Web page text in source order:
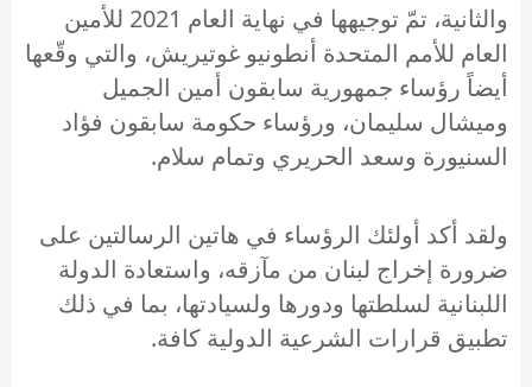
والثانية، تمّ توجيهها في نهاية العام 2021 للأمين
العام للأمم المتحدة أنطونيو غوتيريش، والتي وقّعها
أيضاً رؤساء جمهورية سابقون أمين الجميل
وميشال سليمان، ورؤساء حكومة سابقون فؤاد
السنيورة وسعد الحريري وتمام سلام.
ولقد أكد أولئك الرؤساء في هاتين الرسالتين على
ضرورة إخراج لبنان من مآزقه، واستعادة الدولة
اللبنانية لسلطتها ودورها ولسيادتها، بما في ذلك
تطبيق قرارات الشرعية الدولية كافة.